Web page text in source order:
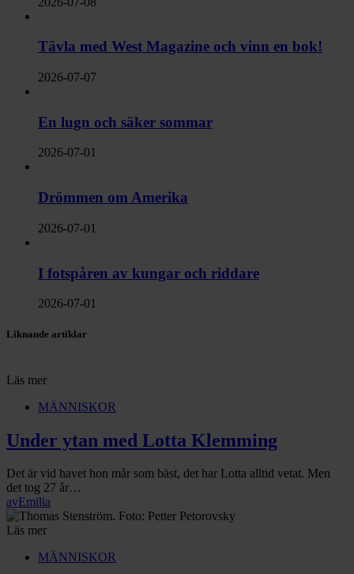
Tävla med West Magazine och vinn en bok!
2026-07-07
En lugn och säker sommar
2026-07-01
Drömmen om Amerika
2026-07-01
I fotspåren av kungar och riddare
2026-07-01
Liknande artiklar
Läs mer
MÄNNISKOR
Under ytan med Lotta Klemming
Det är vid havet hon mår som bäst, det har Lotta alltid vetat. Men
det tog 27 år…
avEmilia
Läs mer
MÄNNISKOR